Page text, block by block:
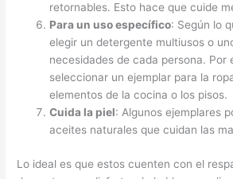
retornables. Esto hace que cuide
Para un uso específico: Según lo
elegir un detergente multiusos o
necesidades de cada persona. Por
seleccionar un ejemplar para la
elementos de la cocina o los pisos.
Cuida la piel: Algunos ejemplares
aceites naturales que cuidan las
Lo ideal es que estos cuenten con el